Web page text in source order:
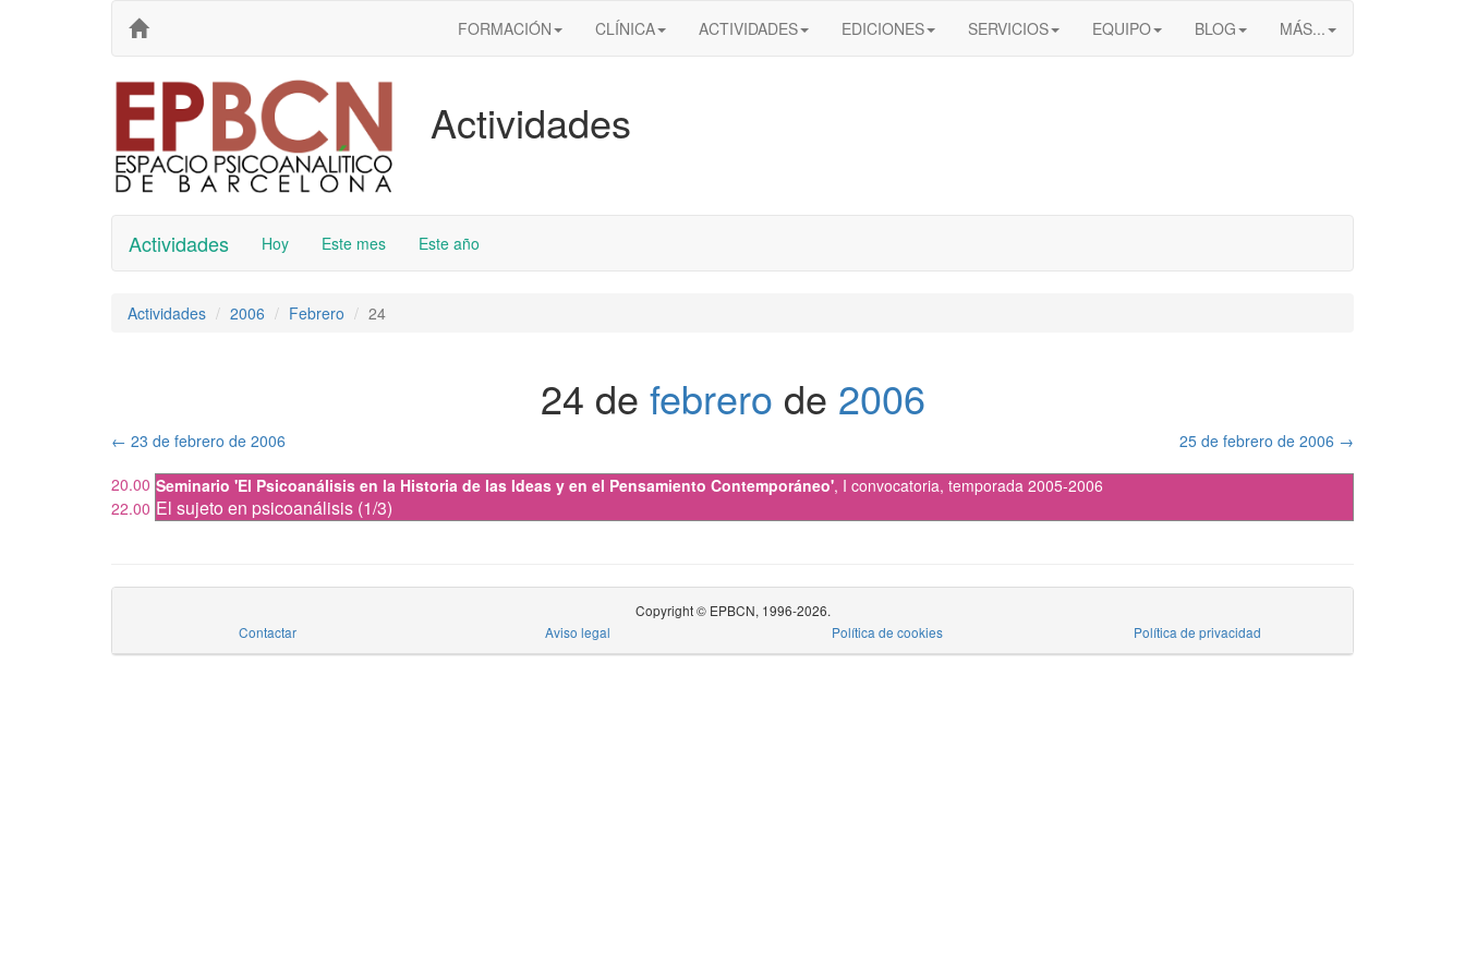
FORMACIÓN CLÍNICA ACTIVIDADES EDICIONES SERVICIOS EQUIPO BLOG MÁS...
Actividades
Actividades Hoy Este mes Este año
Actividades 2006 Febrero 24
24 de febrero de 2006
← 23 de febrero de 2006 25 de febrero de 2006 →
20.00 Seminario 'El Psicoanálisis en la Historia de las Ideas y en el Pensamiento Contemporáneo', I convocatoria, temporada 2005-2006
El sujeto en psicoanálisis (1/3)
22.00
Copyright © EPBCN, 1996-2026.
Contactar
Aviso legal Política de cookies Política de privacidad